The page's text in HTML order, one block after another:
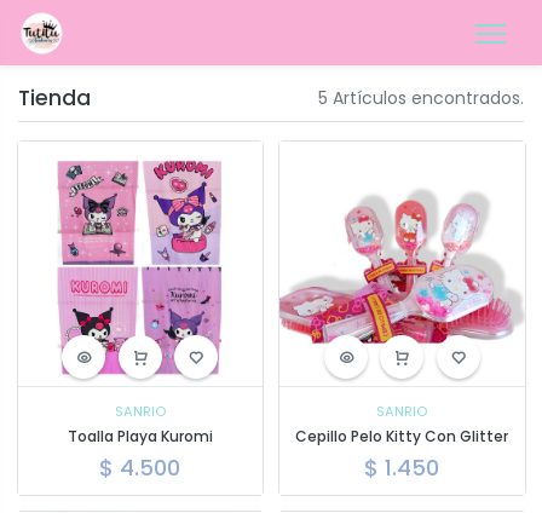
Tienda 5 Artículos encontrados.
SANRIO
Toalla Playa Kuromi
$ 4.500
SANRIO
Cepillo Pelo Kitty Con Glitter
$1.450